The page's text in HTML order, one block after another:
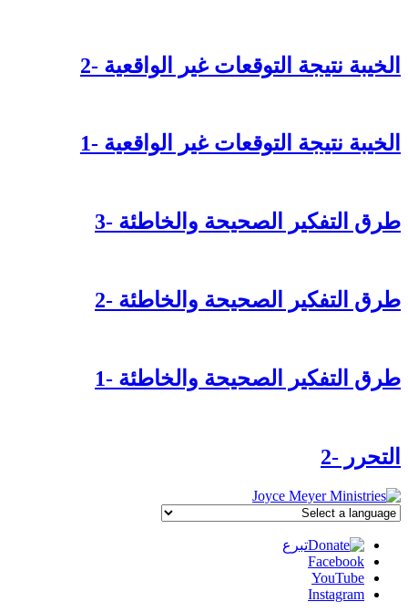
الخيبة نتيجة التوقعات غير الواقعية -2
الخيبة نتيجة التوقعات غير الواقعية -1
طرق التفكير الصحيحة والخاطئة -3
طرق التفكير الصحيحة والخاطئة -2
طرق التفكير الصحيحة والخاطئة -1
التحرر -2
تبرع
Facebook
YouTube
Instagram